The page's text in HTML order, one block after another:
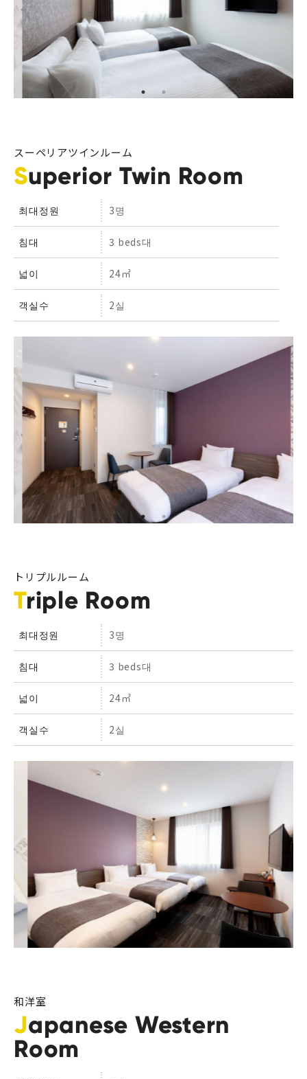
スーペリアツインルーム
Superior Twin Room
최대정원 3명
침대 3 beds대
넓이 24㎡
객실수 2실
トリプルルーム
Triple Room
최대정원 3명
침대 3 beds대
넓이 24㎡
객실수 2실
和洋室
Japanese Western
Room